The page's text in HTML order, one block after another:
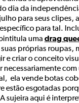
dia da
para seus clipes,
para tal.
uma drag
próprias roupas,
e criar o conceito
necessariamente
ela vende botas
estão esgotadas
sujeira aqui é